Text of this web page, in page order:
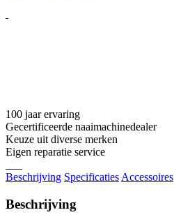
100 jaar ervaring
Gecertificeerde naaimachinedealer
Keuze uit diverse merken
Eigen reparatie service
Beschrijving Specificaties Accessoires
Beschrijving